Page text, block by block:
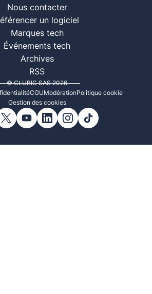
Nous contacter
un logiciel
Marques tech
Événements tech
Archives
RSS
© CLUBIC SAS 2026
CGUModérationPolitique cookie
Gestion des cookies